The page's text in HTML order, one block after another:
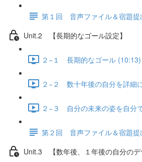
第１回 音声ファイル＆宿題提
Unit.2 【長期的なゴール設定】
２−１ 長期的なゴール (10:13)
２−２ 数十年後の自分を詳細
２−３ 自分の未来の姿を自分
第２回 音声ファイル＆宿題提
Unit.3 【数年後、１年後の自分のデ